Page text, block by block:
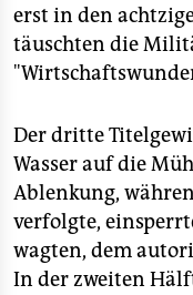
erst in den
täuschten die
Der dritte
Wasser auf die
Ablenkung,
verfolgte,
wagten, dem
In der zweiten